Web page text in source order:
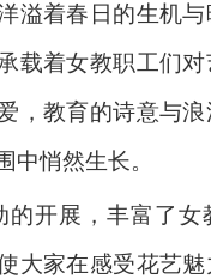
溢着春日的生机
载着女教职工们
，教育的诗意与
中悄然生长。
的开展，丰富了女
大家在感受花艺